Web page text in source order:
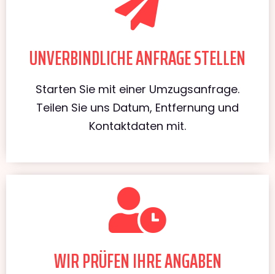
UNVERBINDLICHE ANFRAGE STELLEN
Starten Sie mit einer Umzugsanfrage.
Teilen Sie uns Datum, Entfernung und
Kontaktdaten mit.
WIR PRÜFEN IHRE ANGABEN